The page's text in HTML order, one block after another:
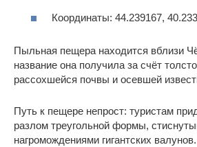
Координаты: 44.239167,
Пыльная пещера находится вблизи
название она получила за счёт
рассохшейся почвы и осевшей
Путь к пещере непрост: туристам
разлом треугольной формы,
нагромождениями гигантских